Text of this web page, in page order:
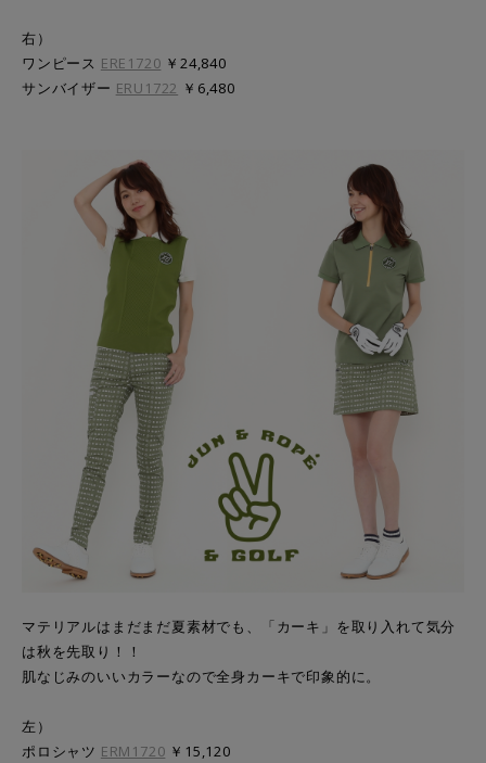
右）
ワンピース ERE1720 ￥24,840
サンバイザー ERU1722 ￥6,480
マテリアルはまだまだ夏素材でも、「カーキ」を取り入れて気分
は秋を先取り！！
肌なじみのいいカラーなので全身カーキで印象的に。
左）
ポロシャツ ERM1720 ￥15,120